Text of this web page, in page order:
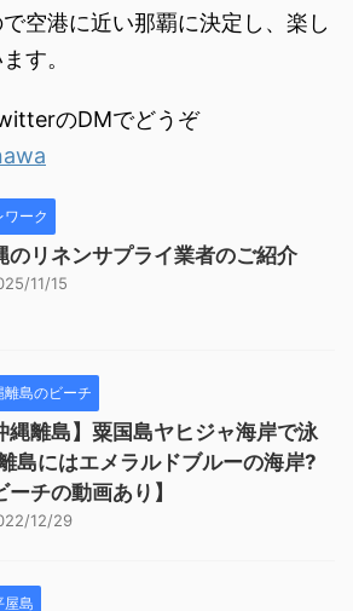
空港に近い那覇に決定し、楽し
す。
のDMでどうぞ
ワーク
のリネンサプライ業者のご紹介
11/15
離島のビーチ
縄離島】粟国島ヤヒジャ海岸で泳
島にはエメラルドブルーの海岸?
ーチの動画あり】
12/29
屋島